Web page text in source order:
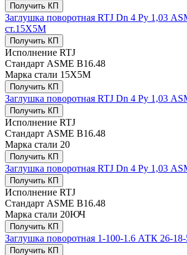
Получить КП
Заглушка поворотная RTJ Dn 4 Ру 1,03
ст.15Х5М
Получить КП
Исполнение RTJ
Стандарт ASME В16.48
Марка стали 15Х5М
Получить КП
Заглушка поворотная RTJ Dn 4 Ру 1,03
Получить КП
Исполнение RTJ
Стандарт ASME В16.48
Марка стали 20
Получить КП
Заглушка поворотная RTJ Dn 4 Ру 1,03
Получить КП
Исполнение RTJ
Стандарт ASME В16.48
Марка стали 20ЮЧ
Получить КП
Заглушка поворотная 1-100-1.6 АТК 26-
Получить КП